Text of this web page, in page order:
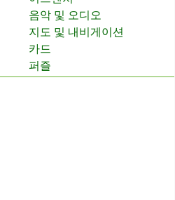
음악 및 오디오
지도 및 내비게이션
카드
퍼즐